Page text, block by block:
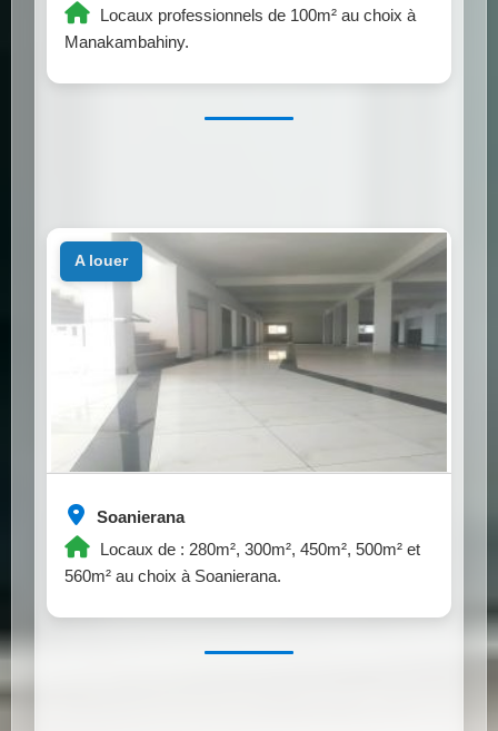
Locaux professionnels de 100m² au choix à
Manakambahiny.
Soanierana
Locaux de : 280m², 300m², 450m², 500m² et
560m² au choix à Soanierana.
a louer